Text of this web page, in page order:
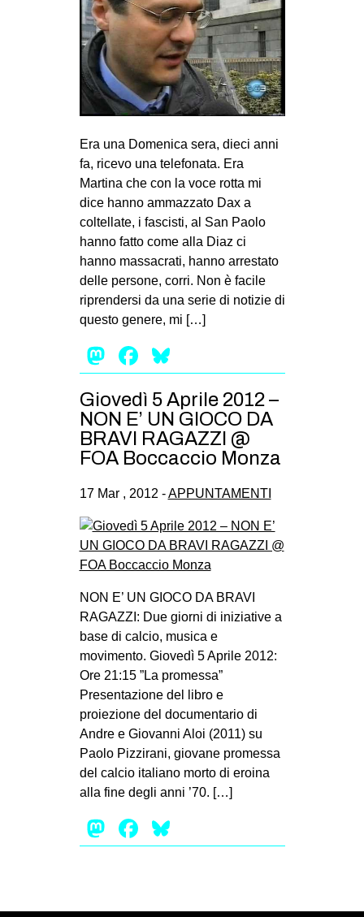
Era una Domenica sera, dieci anni
fa, ricevo una telefonata. Era
Martina che con la voce rotta mi
dice hanno ammazzato Dax a
coltellate, i fascisti, al San Paolo
hanno fatto come alla Diaz ci
hanno massacrati, hanno arrestato
delle persone, corri. Non è facile
riprendersi da una serie di notizie di
questo genere, mi […]
Mastodon
Facebook
Giovedì 5 Aprile 2012 –
NON E’ UN GIOCO DA
BRAVI RAGAZZI @
FOA Boccaccio Monza
17 Mar , 2012 -APPUNTAMENTI
NON E’ UN GIOCO DA BRAVI
RAGAZZI: Due giorni di iniziative a
base di calcio, musica e
movimento. Giovedì 5 Aprile 2012:
Ore 21:15 ”La promessa”
Presentazione del libro e
proiezione del documentario di
Andre e Giovanni Aloi (2011) su
Paolo Pizzirani, giovane promessa
del calcio italiano morto di eroina
alla fine degli anni ’70. […]
Mastodon
Facebook